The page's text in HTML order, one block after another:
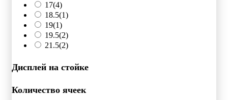
17(4)
18.5(1)
19(1)
19.5(2)
21.5(2)
Дисплей на стойке
Количество ячеек